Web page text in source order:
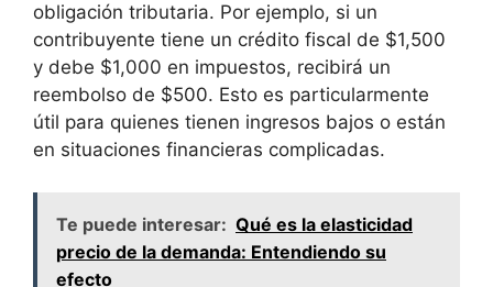
⁣obligación tributaria. Por ejemplo,⁣ si un
contribuyente tiene un crédito ‍fiscal de $1,500
y debe‍ $1,000‍ en impuestos, ‍recibirá un
reembolso de $500. Esto es particularmente
útil ⁢para quienes⁤ tienen ingresos ‍bajos o están‌
en situaciones financieras⁣ complicadas.
Te puede interesar: Qué es la elasticidad
precio de la demanda: Entendiendo su
efecto